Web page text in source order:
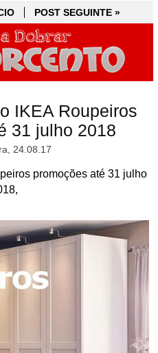
POST SEGUINTE »
IKEA Roupeiros
31 julho 2018
24.08.17
promoções até 31 julho
POST SEGUINTE »